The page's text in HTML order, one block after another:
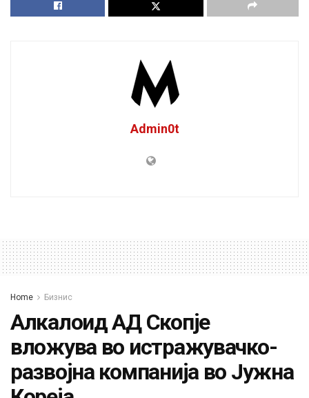
Admin0t
Home Бизнис
Алкалоид АД Скопје
вложува во истражувачко-
развојна компанија во Јужна